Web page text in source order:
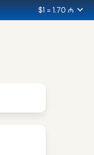
$1 = 1.70 ₼